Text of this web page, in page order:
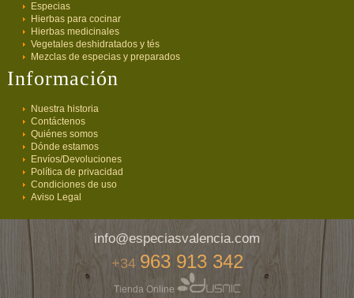
Especias
Hierbas para cocinar
Hierbas medicinales
Vegetales deshidratados y tés
Mezclas de especias y preparados
Información
Nuestra historia
Contáctenos
Quiénes somos
Dónde estamos
Envíos/Devoluciones
Política de privacidad
Condiciones de uso
Aviso Legal
info@especiasvalencia.com
+34 963 913 342
Tienda Online